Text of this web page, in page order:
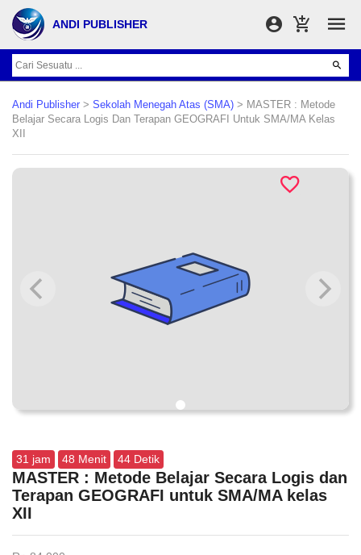
ANDI PUBLISHER
Andi Publisher > Sekolah Menegah Atas (SMA) > MASTER : Metode
Belajar Secara Logis Dan Terapan GEOGRAFI Untuk SMA/MA Kelas
XII
31 jam 48 Menit 44 Detik
MASTER : Metode Belajar Secara Logis dan
Terapan GEOGRAFI untuk SMA/MA kelas
XII